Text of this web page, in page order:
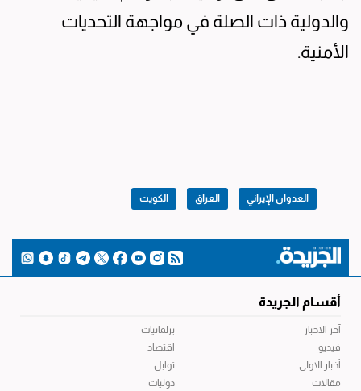
والدولية ذات الصلة في مواجهة التحديات
الأمنية.
العدوان الإيراني العراق الكويت
أقسام الجريدة
آخر الاخبار
فيديو
أخبار الاولى
مقالات
برلمانيات
اقتصاد
توابل
دوليات